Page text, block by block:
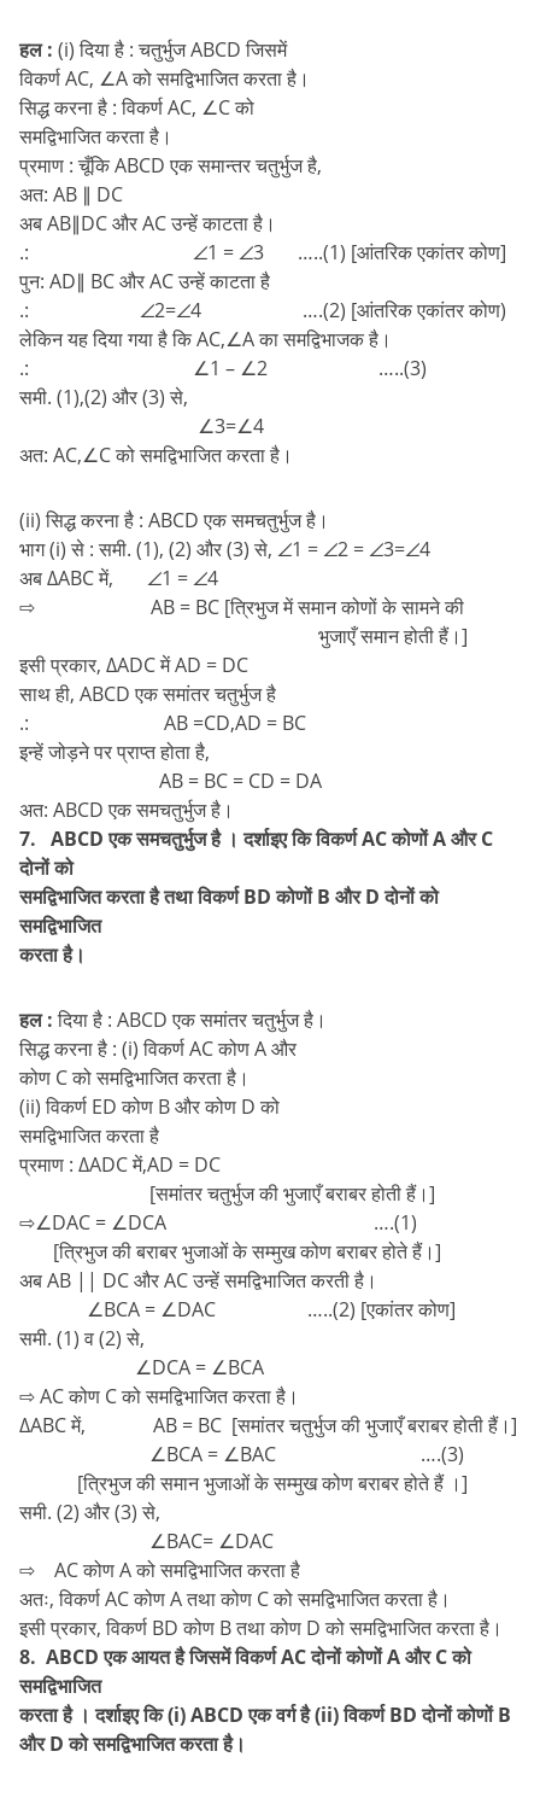
हल : (i) दिया है : चतुर्भुज ABCD जिसमें
विकर्ण AC, ∠A को समद्विभाजित करता है।
सिद्ध करना है : विकर्ण AC, ∠C को
समद्विभाजित करता है।
प्रमाण : चूँकि ABCD एक समान्तर चतुर्भुज है,
अत: AB ∥ DC
अब AB∥DC और AC उन्हें काटता है।
.: ∠1 = ∠3 …..(1) [आंतरिक एकांतर कोण]
पुन: AD∥ BC और AC उन्हें काटता है
.: ∠2=∠4 ….(2) [आंतरिक एकांतर कोण)
लेकिन यह दिया गया है कि AC,∠A का समद्विभाजक है।
.: ∠1 – ∠2 …..(3)
समी. (1),(2) और (3) से,
∠3=∠4
अत: AC,∠C को समद्विभाजित करता है।
(ii) सिद्ध करना है : ABCD एक समचतुर्भुज है।
भाग (i) से : समी. (1), (2) और (3) से, ∠1 = ∠2 = ∠3=∠4
अब ∆ABC में, ∠1 = ∠4
⇨ AB = BC [त्रिभुज में समान कोणों के सामने की
भुजाएँ समान होती हैं।]
इसी प्रकार, ∆ADC में AD = DC
साथ ही, ABCD एक समांतर चतुर्भुज है
.: AB =CD,AD = BC
इन्हें जोड़ने पर प्राप्त होता है,
AB = BC = CD = DA
अत: ABCD एक समचतुर्भुज है।
7. ABCD एक समचतुर्भुज है । दर्शाइए कि विकर्ण AC कोणों A और C
दोनों को
समद्विभाजित करता है तथा विकर्ण BD कोणों B और D दोनों को
समद्विभाजित
करता है।
हल :दिया है : ABCD एक समांतर चतुर्भुज है।
सिद्ध करना है : (i) विकर्ण AC कोण A और
कोण C को समद्विभाजित करता है।
(ii) विकर्ण ED कोण B और कोण D को
समद्विभाजित करता है
प्रमाण : ∆ADC में,AD = DC
[समांतर चतुर्भुज की भुजाएँ बराबर होती हैं।]
⇨∠DAC = ∠DCA ….(1)
[त्रिभुज की बराबर भुजाओं के सम्मुख कोण बराबर होते हैं।]
अब AB || DC और AC उन्हें समद्विभाजित करती है।
∠BCA = ∠DAC …..(2) [एकांतर कोण]
समी. (1) व (2) से,
∠DCA = ∠BCA
⇨ AC कोण C को समद्विभाजित करता है।
∆ABC में, AB = BC [समांतर चतुर्भुज की भुजाएँ बराबर होती हैं।]
∠BCA = ∠BAC ….(3)
[त्रिभुज की समान भुजाओं के सम्मुख कोण बराबर होते हैं ।]
समी. (2) और (3) से,
∠BAC= ∠DAC
⇨ AC कोण A को समद्विभाजित करता है
अतः, विकर्ण AC कोण A तथा कोण C को समद्विभाजित करता है।
इसी प्रकार, विकर्ण BD कोण B तथा कोण D को समद्विभाजित करता है।
8. ABCD एक आयत है जिसमें विकर्ण AC दोनों कोणों A और C को
समद्विभाजित
करता है । दर्शाइए कि (i) ABCD एक वर्ग है (ii) विकर्ण BD दोनों कोणों B
और D को समद्विभाजित करता है।